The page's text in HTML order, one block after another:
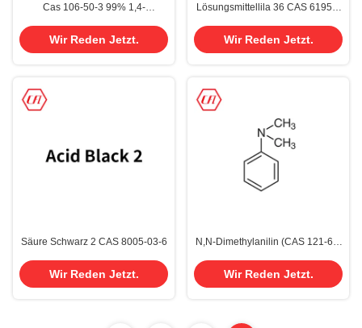
Cas 106-50-3 99% 1,4-
Phenylendiamin PPD PDA
Wir Reden Jetzt.
Lösungsmittellila 36 CAS 61951-
Wir Reden Jetzt.
Säure Schwarz 2 CAS 8005-03-6
Wir Reden Jetzt.
N,N-Dimethylanilin (CAS 121-69-
Wir Reden Jetzt.